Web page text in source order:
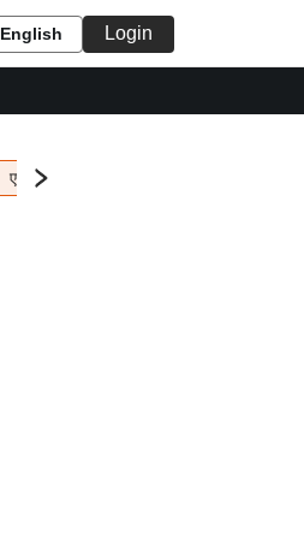
English Login
एचबीएसई 12वीं का रिजल्ट लाइव